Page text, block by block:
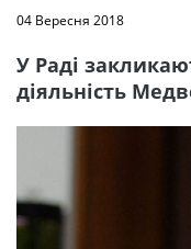
04 Вересня 2018
У Раді
діяльність